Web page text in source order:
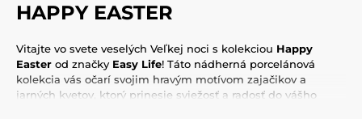
HAPPY EASTER
Vitajte vo svete veselých Veľkej noci s kolekciou Happy
Easter od značky Easy Life! Táto nádherná porcelánová
kolekcia vás očarí svojim hravým motívom zajačikov a
jarných kvetov, ktorý prinesie sviežosť a radosť do vášho